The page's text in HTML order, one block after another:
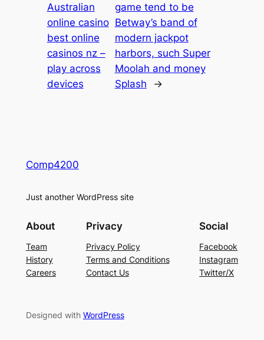
Australian
online casino
best online
casinos nz –
play across
devices
game tend to be
Betway’s band of
modern jackpot
harbors, such Super
Moolah and money
Splash
→
Comp4200
Just another WordPress site
About
Team
History
Careers
Privacy
Privacy Policy
Terms and Conditions
Contact Us
Social
Facebook
Instagram
Twitter/X
Designed with WordPress